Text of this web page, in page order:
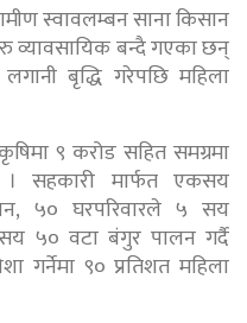
स्वावलम्बन साना किसान
व्यावसायिक बन्दै गएका छन्
बृद्धि गरेपछि महिला
९ करोड सहित समग्रमा
सहकारी मार्फत एकसय
५० घरपरिवारले ५ सय
५० वटा बंगुर पालन गर्दै
९० प्रतिशत महिला